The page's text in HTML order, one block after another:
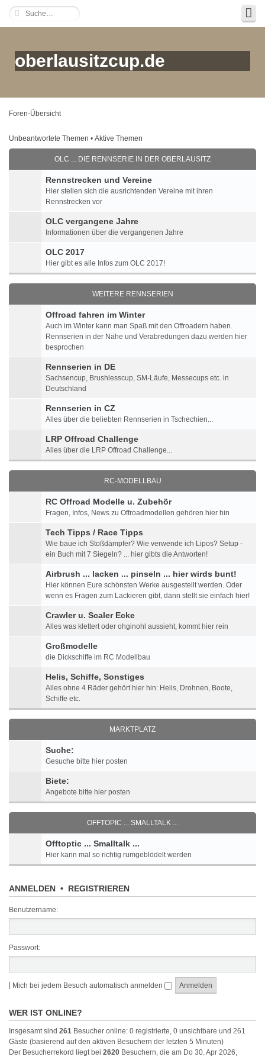
oberlausitzcup.de
Foren-Übersicht
Unbeantwortete Themen • Aktive Themen
OLC ... DIE RENNSERIE IN DER OBERLAUSITZ
Rennstrecken und Vereine
Hier stellen sich die ausrichtenden Vereine mit ihren
Rennstrecken vor
OLC vergangene Jahre
Informationen über die vergangenen Jahre
OLC 2017
Hier gibt es alle Infos zum OLC 2017!
WEITERE RENNSERIEN
Offroad fahren im Winter
Auch im Winter kann man Spaß mit den Offroadern haben.
Rennserien in der Nähe und Verabredungen dazu werden hier
besprochen
Rennserien in DE
Sachsencup, Brushlesscup, SM-Läufe, Messecups etc. in
Deutschland
Rennserien in CZ
Alles über die beliebten Rennserien in Tschechien...
LRP Offroad Challenge
Alles über die LRP Offroad Challenge...
RC-MODELLBAU
RC Offroad Modelle u. Zubehör
Fragen, Infos, News zu Offroadmodellen gehören hier hin
Tech Tipps / Race Tipps
Wie baue ich Stoßdämpfer? Wie verwende ich Lipos? Setup -
ein Buch mit 7 Siegeln? ... hier gibts die Antworten!
Airbrush ... lacken ... pinseln ... hier wirds bunt!
Hier können Eure schönsten Werke ausgestellt werden. Oder
wenn es Fragen zum Lackieren gibt, dann stellt sie einfach hier!
Crawler u. Scaler Ecke
Alles was klettert oder ohginohl aussieht, kommt hier rein
Großmodelle
die Dickschiffe im RC Modellbau
Helis, Schiffe, Sonstiges
Alles ohne 4 Räder gehört hier hin: Helis, Drohnen, Boote,
Schiffe etc.
MARKTPLATZ
Suche:
Gesuche bitte hier posten
Biete:
Angebote bitte hier posten
OFFTOPIC ... SMALLTALK ...
Offtoptic ... Smalltalk ...
Hier kann mal so richtig rumgeblödelt werden
ANMELDEN • REGISTRIEREN
Benutzername:
Passwort:
Mich bei jedem Besuch automatisch anmelden
WER IST ONLINE?
Insgesamt sind 261 Besucher online: 0 registrierte, 0 unsichtbare und 261
Gäste (basierend auf den aktiven Besuchern der letzten 5 Minuten)
Der Besucherrekord liegt bei 2620 Besuchern, die am Do 30. Apr 2026,